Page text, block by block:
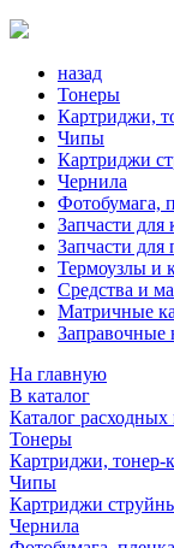
назад
Тонеры
Картриджи,
Чипы
Картриджи
Чернила
Фотобумага,
Запчасти для
Запчасти для
Термоузлы и
Средства и
Матричные
Заправочные
На главную
В каталог
Каталог
Тонеры
Картриджи, тонер-
Чипы
Картриджи
Чернила